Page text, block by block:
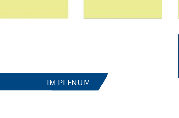
IM PLENUM